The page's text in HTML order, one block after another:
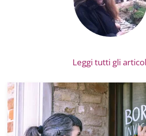
Leggi tutti gli